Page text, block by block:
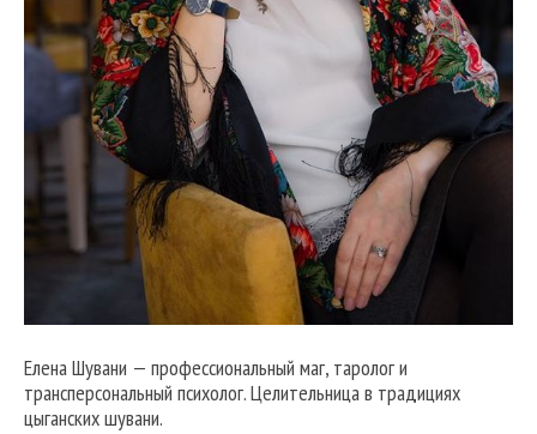
Елена Шувани — профессиональный маг, таролог и
трансперсональный психолог. Целительница в традициях
цыганских шувани.